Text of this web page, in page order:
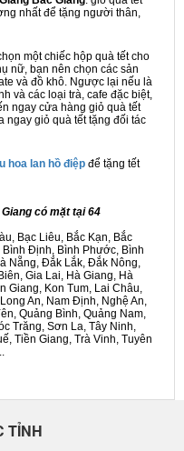
nhất để tặng người thân,
một chiếc hộp quà tết cho
nữ, bạn nên chọn các sản
và đồ khô. Ngược lại nếu là
và các loại trà, cafe đặc biệt,
ngay cửa hàng giỏ quà tết
ngay giỏ quà tết tặng đối tác
hoa lan hồ điệp để tặng tết
có mặt tại 64
Bạc Liêu, Bắc Kạn, Bắc
Định, Bình Phước, Bình
Nẵng, Đắk Lắk, Đắk Nông,
Gia Lai, Hà Giang, Hà
Giang, Kon Tum, Lai Châu,
An, Nam Định, Nghệ An,
Quảng Bình, Quảng Nam,
Trăng, Sơn La, Tây Ninh,
Tiền Giang, Trà Vinh, Tuyên
TỈNH